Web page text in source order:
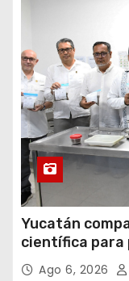
Yucatán
científica para
transmitidas
Ago 6, 2026